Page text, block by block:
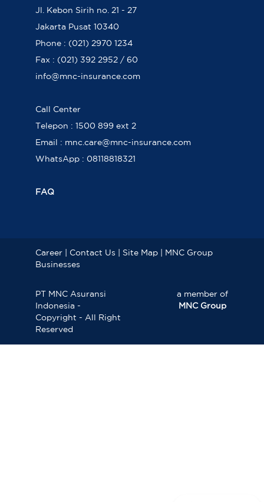
Jl. Kebon Sirih no. 21 - 27
Jakarta Pusat 10340
Phone : (021) 2970 1234
Fax : (021) 392 2952 / 60
info@mnc-insurance.com
Call Center
Telepon : 1500 899 ext 2
Email : mnc.care@mnc-insurance.com
WhatsApp : 08118818321
FAQ
Career| Contact Us Site Map|
MNC Group
Businesses
PT MNC Asuransi
Indonesia -
Copyright - All Right
Reserved
a member of
MNC Group